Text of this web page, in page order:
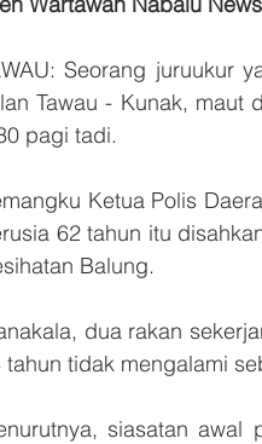
Seorang juruukur
Tawau - Kunak, maut
pagi tadi.
Ketua Polis
62 tahun itu
Balung.
dua rakan
tahun tidak mengalami
siasatan